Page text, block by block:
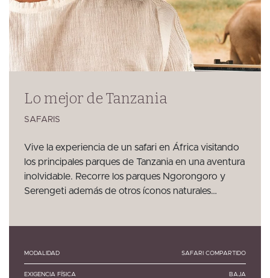
Lo mejor de Tanzania
SAFARIS
Vive la experiencia de un safari en África visitando
los principales parques de Tanzania en una aventura
inolvidable. Recorre los parques Ngorongoro y
Serengeti además de otros íconos naturales…
MODALIDAD SAFARI COMPARTIDO
EXIGENCIA FÍSICA BAJA